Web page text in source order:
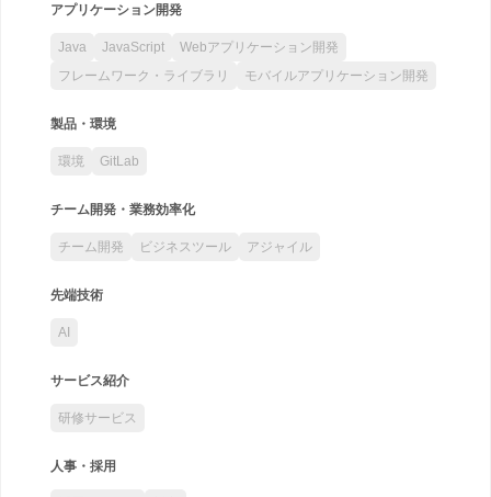
アプリケーション開発
Java JavaScript
Webアプリケーション開発
フレームワーク・ライブラリ
モバイルアプリケーション開発
製品・環境
環境 GitLab
チーム開発・業務効率化
チーム開発 ビジネスツール アジャイル
先端技術
AI
サービス紹介
研修サービス
人事・採用